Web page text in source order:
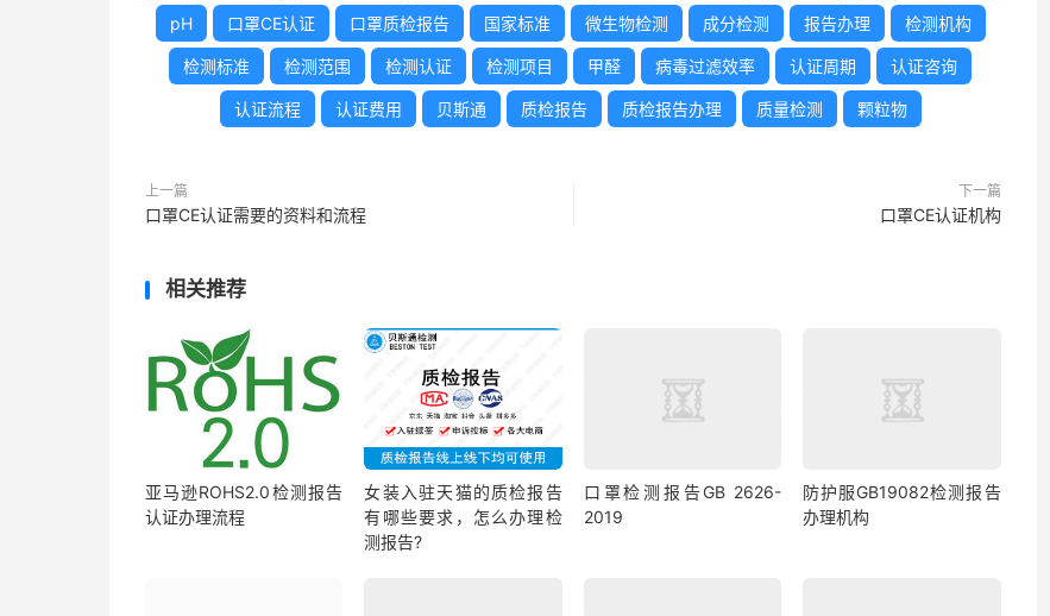
pH 口罩CE认证 口罩质检报告 国家标准 微生物检测 成分检测 报告办理 检测机构
检测标准 检测范围 检测认证 检测项目 甲醛 病毒过滤效率 认证周期 认证咨询
认证流程 认证费用 贝斯通 质检报告 质检报告办理 质量检测 颗粒物
上一篇
口罩CE认证需要的资料和流程
下一篇
口罩CE认证机构
相关推荐
亚马逊ROHS2.0检测报告
认证办理流程
女装入驻天猫的质检报告
有哪些要求，怎么办理检
测报告?
口罩检测报告GB 2626-
2019
防护服GB19082检测报告
办理机构